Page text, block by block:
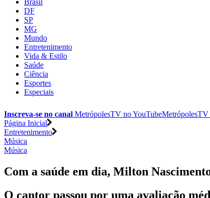
Brasil
DF
SP
MG
Mundo
Entretenimento
Vida & Estilo
Saúde
Ciência
Esportes
Especiais
Inscreva-se no canal MetrópolesTV noYouTubeMetrópolesTV
Página Inicial
Entretenimento
Música
Música
Com a saúde em dia, Milton
O cantor passou por uma avaliação